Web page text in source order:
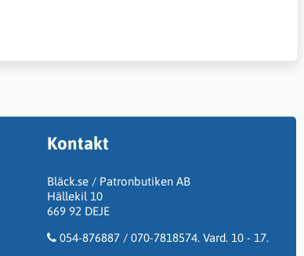
Kontakt
Bläck.se / Patronbutiken AB
Hällekil 10
669 92 DEJE
054-876887 / 070-7818574. Vard. 10 - 17.